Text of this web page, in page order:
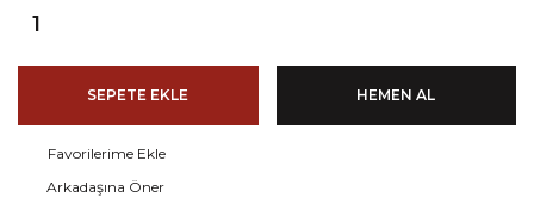
SEPETE EKLE HEMEN AL
Arkadaşına Öner